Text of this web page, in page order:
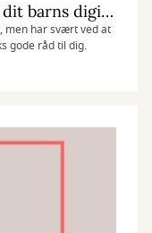
Sådan kan du engagere dig i dit barns digitale liv
men har svært ved at
gode råd til dig.